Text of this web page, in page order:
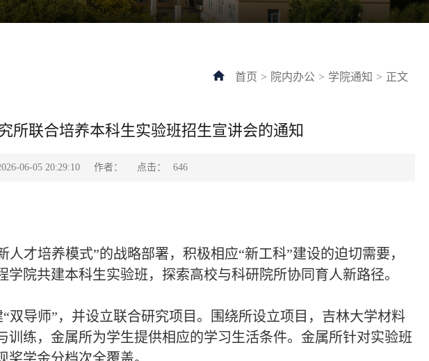
首页 > 院内办公 > 学院通知 > 正文
所联合培养本科生实验班招生宣讲会的通知
06-05 20:29:10 作者： 点击： 646
才培养模式”的战略部署，积极相应“新工科”建设的迫切需要，
院共建本科生实验班，探索高校与科研院所协同育人新路径。
双导师”，并设立联合研究项目。围绕所设立项目，吉林大学材料
练，金属所为学生提供相应的学习生活条件。金属所针对实验班